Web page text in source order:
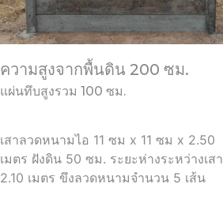
ความสูงจากพื้นดิน 200 ซม.
แผ่นทึบสูงรวม 100 ซม.
เสาลวดหนามไอ 11 ซม x 11 ซม x 2.50
เมตร ฝังดิน 50 ซม. ระยะห่างระหว่างเสา
2.10 เมตร ขึงลวดหนามจำนวน 5 เส้น